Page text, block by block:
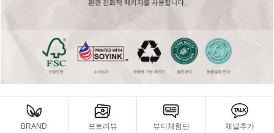
BRAND 포토리뷰 뷰티체험단 채널추가